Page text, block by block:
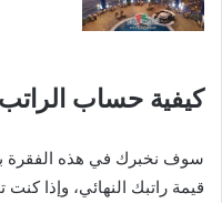
كيفية حساب
سوف نخبرك في هذه الفقرة
قيمة راتبك النهائي، وإذا